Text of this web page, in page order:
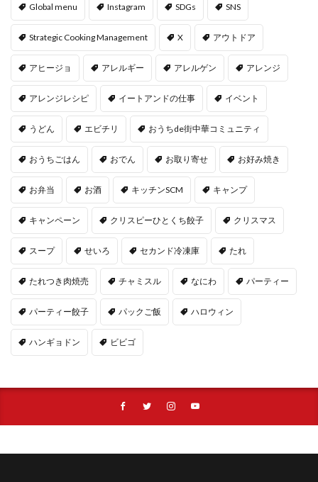
Global menu Instagram SDGs SNS
Strategic Cooking Management X アウトドア
アヒージョ アレルギー アレルゲン アレンジ
アレンジレシピ イートアンドの仕事 イベント
うどん エビチリ おうちde街中華コミュニティ
おうちごはん おでん お取り寄せ お好み焼き
お弁当 お酒 キッチンSCM キャンプ
キャンペーン クリスピーひとくち餃子 クリスマス
スープ せいろ セカンド冷凍庫 たれ
たれつき肉焼売 チャミスル なにわ パーティー
パーティー餃子 パックご飯 ハロウィン
ハンギョドン ビビゴ